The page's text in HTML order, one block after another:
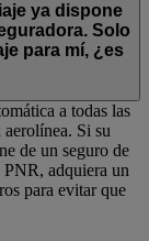
ya dispone
Solo
para mí, ¿es
a todas las
Si su
de un seguro de
adquiera un
para evitar que